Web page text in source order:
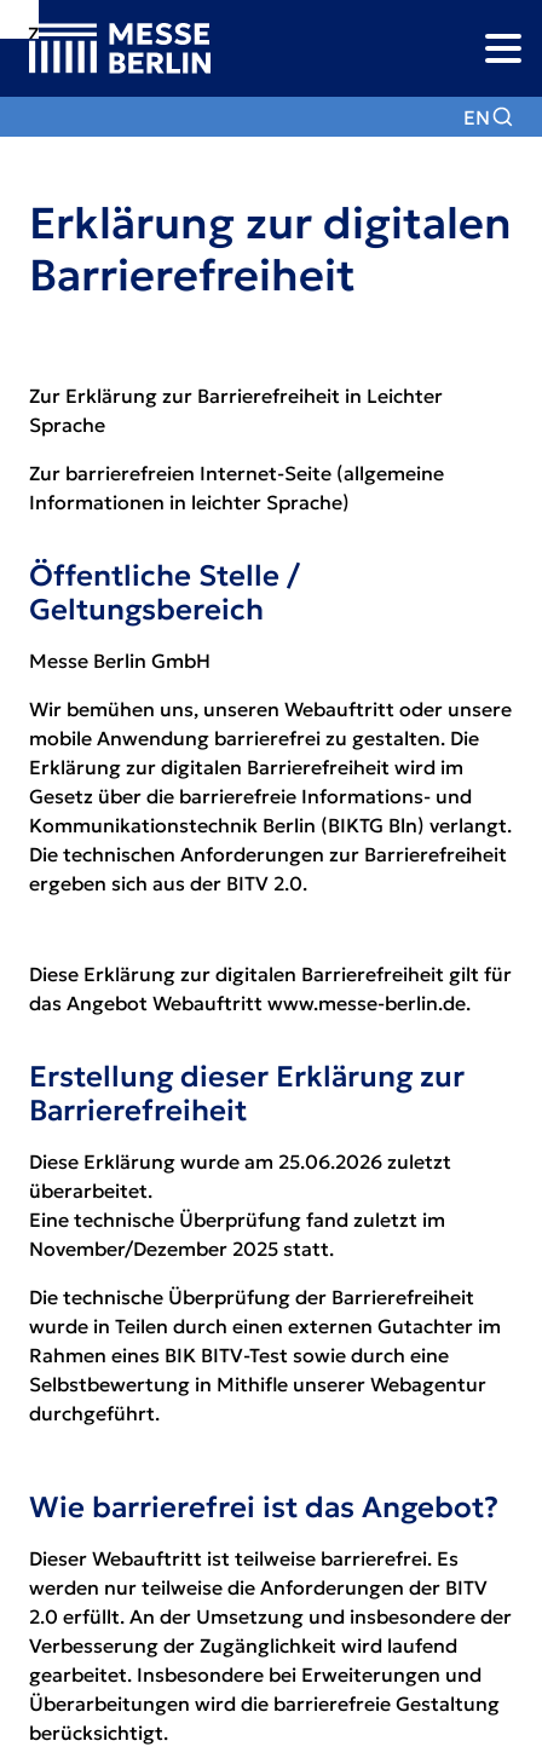
Zur
Navigation
Zur
Suche
Zum
Hauptinhalt
EN
Erklärung zur digitalen
Barrierefreiheit
Zur Erklärung zur Barrierefreiheit in Leichter
Sprache
Zur barrierefreien Internet-Seite (allgemeine
Informationen in leichter Sprache)
Öffentliche Stelle /
Geltungsbereich
Messe Berlin GmbH
Wir bemühen uns, unseren Webauftritt oder unsere
mobile Anwendung barrierefrei zu gestalten. Die
Erklärung zur digitalen Barrierefreiheit wird im
Gesetz über die barrierefreie Informations- und
Kommunikationstechnik Berlin (BIKTG Bln) verlangt.
Die technischen Anforderungen zur Barrierefreiheit
ergeben sich aus der BITV 2.0.
Diese Erklärung zur digitalen Barrierefreiheit gilt für
das Angebot Webauftrittwww.messe-berlin.de.
Erstellung dieser Erklärung zur
Barrierefreiheit
Diese Erklärung wurde am 25.06.2026 zuletzt
überarbeitet.
Eine technische Überprüfung fand zuletzt im
November/Dezember 2025 statt.
Die technische Überprüfung der Barrierefreiheit
wurde in Teilen durch einen externen Gutachter im
Rahmen eines BIK BITV-Test sowie durch eine
Selbstbewertung in Mithifle unserer Webagentur
durchgeführt.
Wie barrierefrei ist das Angebot?
Dieser Webauftritt ist teilweise barrierefrei. Es
werden nur teilweise die Anforderungen der BITV
2.0 erfüllt. An der Umsetzung und insbesondere der
Verbesserung der Zugänglichkeit wird laufend
gearbeitet. Insbesondere bei Erweiterungen und
Überarbeitungen wird die barrierefreie Gestaltung
berücksichtigt.